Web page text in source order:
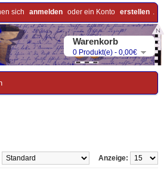
sich anmelden oder ein Konto erstellen .
Warenkorb
0 Produkt(e) - 0,00€
Anzeige: